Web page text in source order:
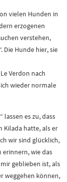
vielen Hunden in
erzogenen
verstehen,
Die Hunde hier, sie
Verdon nach
wieder normale
lassen es zu, dass
Kilada hatte, als er
wir sind glücklich,
erinnern, wie das
geblieben ist, als
weggehen können,